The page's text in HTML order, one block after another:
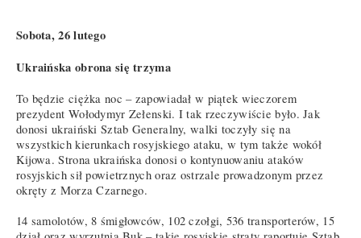
Sobota, 26 lutego
Ukraińska obrona się trzyma
To będzie ciężka noc – zapowiadał w piątek wieczorem
prezydent Wołodymyr Zełenski. I tak rzeczywiście było. Jak
donosi ukraiński Sztab Generalny, walki toczyły się na
wszystkich kierunkach rosyjskiego ataku, w tym także wokół
Kijowa. Strona ukraińska donosi o kontynuowaniu ataków
rosyjskich sił powietrznych oraz ostrzale prowadzonym przez
okręty z Morza Czarnego.
14 samolotów, 8 śmigłowców, 102 czołgi, 536 transporterów, 15